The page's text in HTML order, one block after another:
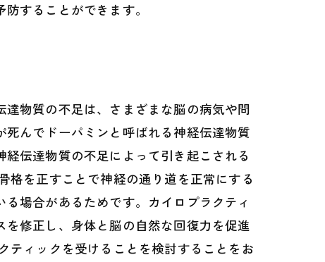
することができます。
物質の不足は、さまざまな脳の病気や問
んでドーパミンと呼ばれる神経伝達物質
伝達物質の不足によって引き起こされる
を正すことで神経の通り道を正常にする
場合があるためです。カイロプラクティ
修正し、身体と脳の自然な回復力を促進
ティックを受けることを検討することをお